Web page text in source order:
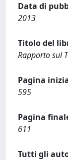
Data di
2013
Titolo del
Rapporto sul
Pagina
595
Pagina
611
Tutti gli